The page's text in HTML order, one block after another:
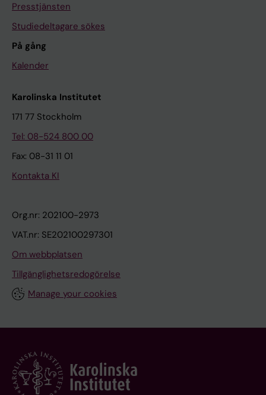
Presstjänsten
Studiedeltagare sökes
På gång
Kalender
Karolinska Institutet
171 77 Stockholm
Tel: 08-524 800 00
Fax: 08-31 11 01
Kontakta KI
Org.nr: 202100-2973
VAT.nr: SE202100297301
Om webbplatsen
Tillgänglighetsredogörelse
Manage your cookies